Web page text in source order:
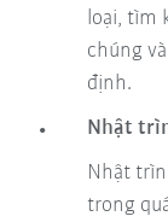
loại, tìm
chúng
định.
Nhật
Nhật
trong